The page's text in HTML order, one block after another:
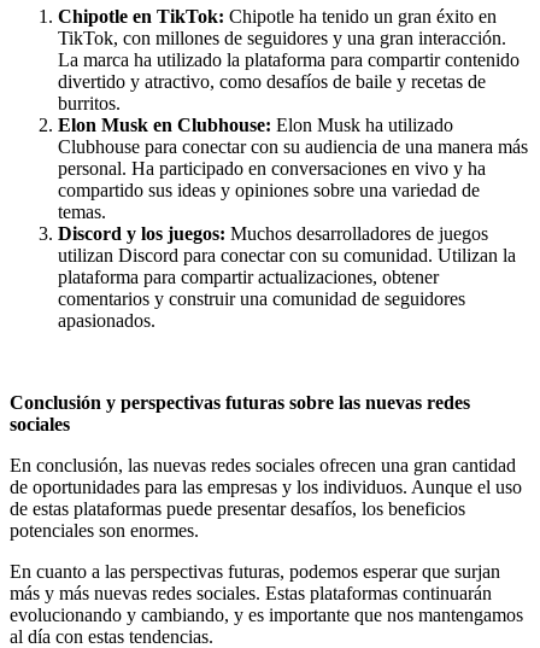
Chipotle en TikTok: Chipotle ha tenido un gran éxito en
TikTok, con millones de seguidores y una gran interacción.
La marca ha utilizado la plataforma para compartir contenido
divertido y atractivo, como desafíos de baile y recetas de
burritos.
Elon Musk en Clubhouse: Elon Musk ha utilizado
Clubhouse para conectar con su audiencia de una manera más
personal. Ha participado en conversaciones en vivo y ha
compartido sus ideas y opiniones sobre una variedad de
temas.
Discord y los juegos: Muchos desarrolladores de juegos
utilizan Discord para conectar con su comunidad. Utilizan la
plataforma para compartir actualizaciones, obtener
comentarios y construir una comunidad de seguidores
apasionados.
Conclusión y perspectivas futuras sobre las nuevas redes
sociales
En conclusión, las nuevas redes sociales ofrecen una gran cantidad
de oportunidades para las empresas y los individuos. Aunque el uso
de estas plataformas puede presentar desafíos, los beneficios
potenciales son enormes.
En cuanto a las perspectivas futuras, podemos esperar que surjan
más y más nuevas redes sociales. Estas plataformas continuarán
evolucionando y cambiando, y es importante que nos mantengamos
al día con estas tendencias.